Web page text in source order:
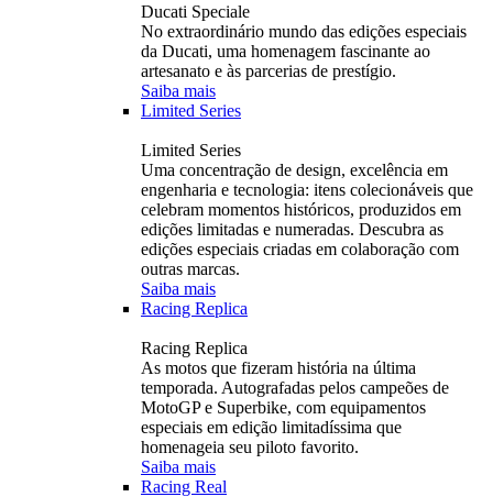
Ducati Speciale
No extraordinário mundo das edições especiais
da Ducati, uma homenagem fascinante ao
artesanato e às parcerias de prestígio.
Saiba mais
Limited Series
Limited Series
Uma concentração de design, excelência em
engenharia e tecnologia: itens colecionáveis ​​que
celebram momentos históricos, produzidos em
edições limitadas e numeradas. Descubra as
edições especiais criadas em colaboração com
outras marcas.
Saiba mais
Racing Replica
Racing Replica
As motos que fizeram história na última
temporada. Autografadas pelos campeões de
MotoGP e Superbike, com equipamentos
especiais em edição limitadíssima que
homenageia seu piloto favorito.
Saiba mais
Racing Real